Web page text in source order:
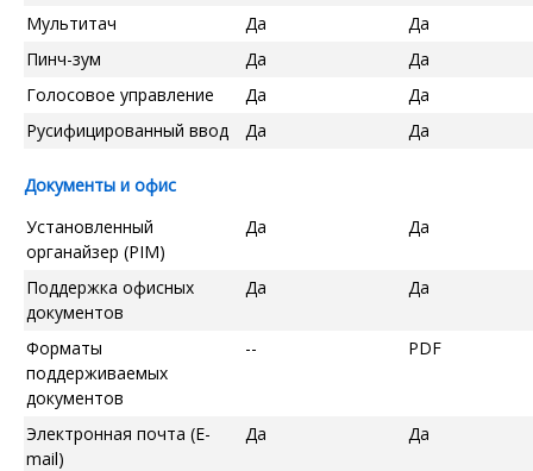
Мультитач
Да
Да
Пинч-зум
Да
Да
Голосовое управление
Да
Да
Русифицированный ввод
Да Да
Документы и офис
Установленный
органайзер (PIM)
Да Да
Поддержка офисных
документов
Да Да
Форматы
поддерживаемых
документов
-- PDF
Электронная почта (E-
mail)
Да Да